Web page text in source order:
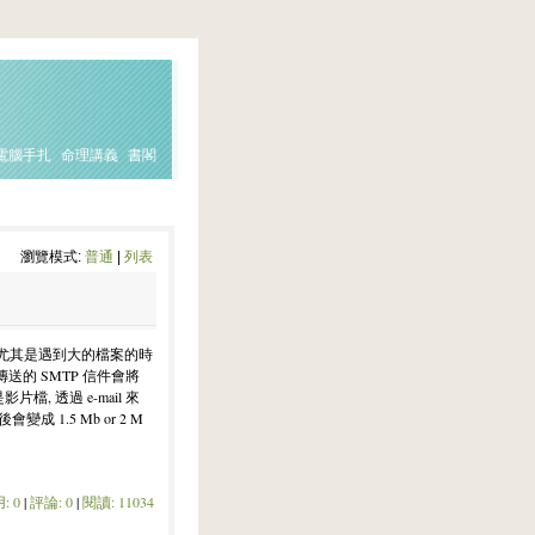
腦手扎 命理講義 書閣
瀏覽模式: 普通 列表
其是遇到大的檔案的時
送的 SMTP 信件會將
片檔, 透過 e-mail 來
會變成 1.5 Mb or 2 M
: 0|評論: 0|閱讀: 11034